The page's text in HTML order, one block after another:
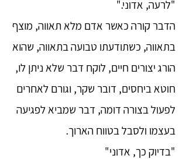
"לרעה, אדוני."
הדבר קורה כאשר אדם מלא תאווה, מוצף
בתאווה, כשתודעתו טבועה בתאווה, שהוא
הורג יצורים חיים, לוקח דבר שלא ניתן לו,
חוטא ביחסים, דובר שקר, וגורם לאחרים
לפעול בצורה דומה, דבר שמביא לפגיעה
בעצמו ולסבל בטווח הארוך.
"בדיוק כך, אדוני"